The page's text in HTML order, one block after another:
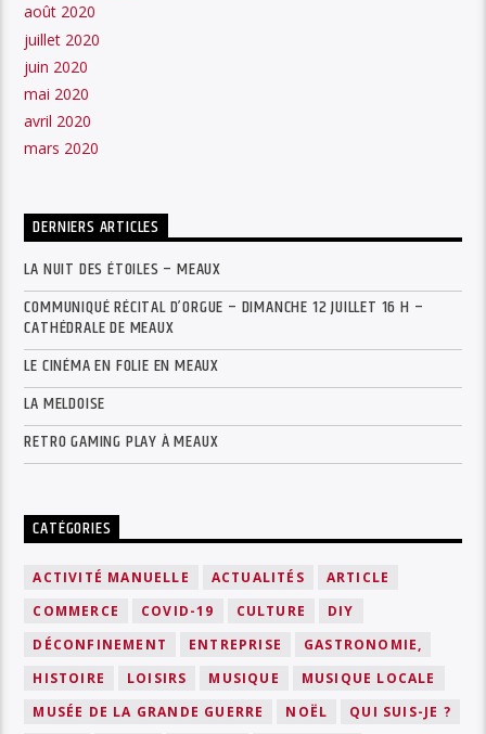
août 2020
juillet 2020
juin 2020
mai 2020
avril 2020
mars 2020
DERNIERS ARTICLES
LA NUIT DES ÉTOILES – MEAUX
COMMUNIQUÉ RÉCITAL D’ORGUE – DIMANCHE 12 JUILLET 16 H –
CATHÉDRALE DE MEAUX
LE CINÉMA EN FOLIE EN MEAUX
LA MELDOISE
RETRO GAMING PLAY À MEAUX
CATÉGORIES
ACTIVITÉ MANUELLE ACTUALITÉS
ARTICLE
COMMERCE
COVID-19 CULTURE
DIY
DÉCONFINEMENT
ENTREPRISE
GASTRONOMIE,
HISTOIRE
LOISIRS MUSIQUE
MUSIQUE LOCALE
MUSÉE DE LA GRANDE GUERRE
NOËL QUI SUIS-JE ?